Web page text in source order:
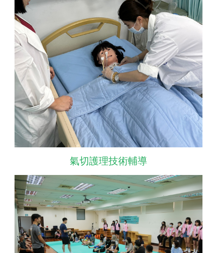
氣切護理技術輔導